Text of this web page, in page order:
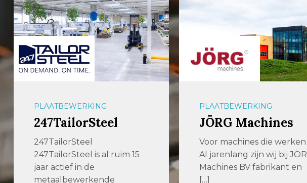
PLAATBEWERKING
JÖRG Machines
Voor machines die werken
Al jarenlang zijn wij bij JÖRG
Machines BV fabrikant en
[…]
VERSPANEN
Dormac CNC
Solutions
Full Service CNC Solutions
Dormac CNC Solutions is al